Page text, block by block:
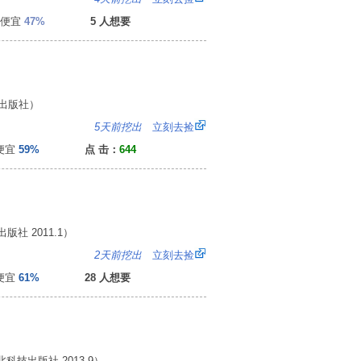
宜 47% 5 人想要
社）
5天前挖出 立刻去捡
59% 点 击： 644
社 2011.1）
2天前挖出 立刻去捡
61% 28 人想要